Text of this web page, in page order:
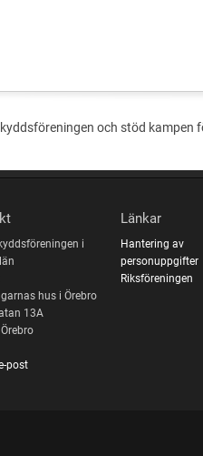
och stöd kampen
i
hus i Örebro
13A
post
Länkar
Hantering av
personuppgifter
Riksföreningen